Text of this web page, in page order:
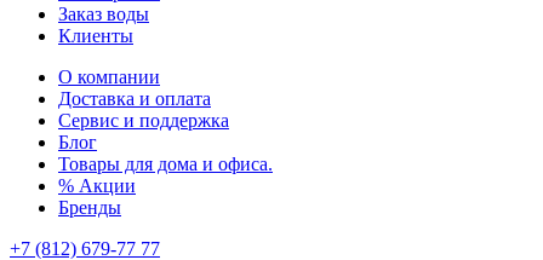
Заказ воды
Клиенты
О компании
Доставка и оплата
Сервис и поддержка
Блог
Товары для дома и офиса.
% Акции
Бренды
+7 (812) 679-77 77